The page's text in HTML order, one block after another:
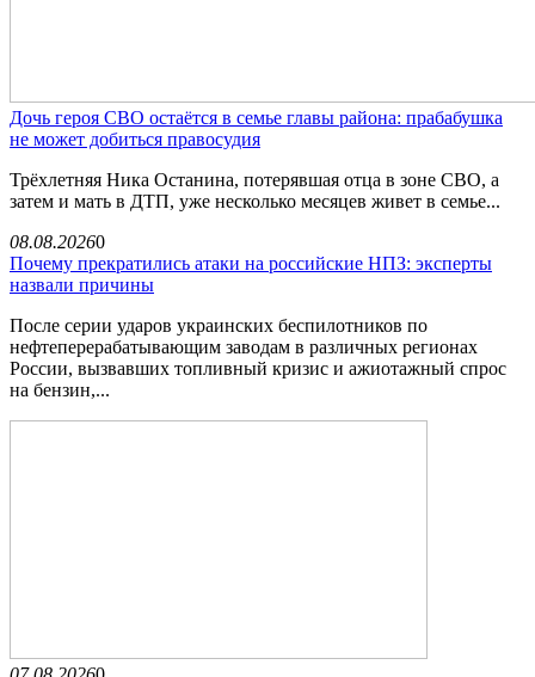
Дочь героя СВО остаётся в семье главы района: прабабушка
не может добиться правосудия
Трёхлетняя Ника Останина, потерявшая отца в зоне СВО, а
затем и мать в ДТП, уже несколько месяцев живет в семье...
08.08.20260
Почему прекратились атаки на российские НПЗ: эксперты
назвали причины
После серии ударов украинских беспилотников по
нефтеперерабатывающим заводам в различных регионах
России, вызвавших топливный кризис и ажиотажный спрос
на бензин,...